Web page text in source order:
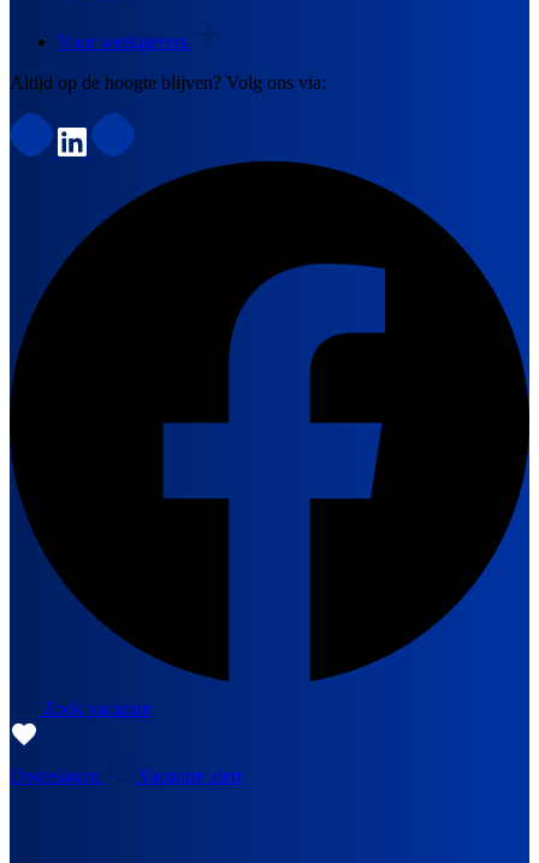
Voor werkgevers
Altijd op de hoogte blijven? Volg ons via:
Zoek vacature
Opgeslagen Vacature alert